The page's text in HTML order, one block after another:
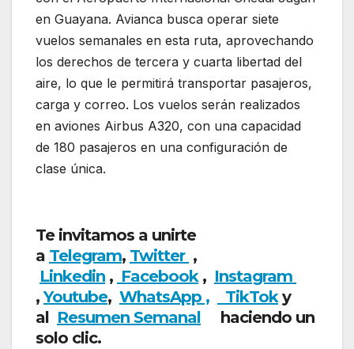
en Guayana. Avianca busca operar siete
vuelos semanales en esta ruta, aprovechando
los derechos de tercera y cuarta libertad del
aire, lo que le permitirá transportar pasajeros,
carga y correo. Los vuelos serán realizados
en aviones Airbus A320, con una capacidad
de 180 pasajeros en una configuración de
clase única.
Te invitamos a unirte
a Telegram, Twitter ,
Linkedin , Facebook, Instagram
,Youtube, WhatsApp , TikToky
al Resumen Semanal haciendo un
solo clic.